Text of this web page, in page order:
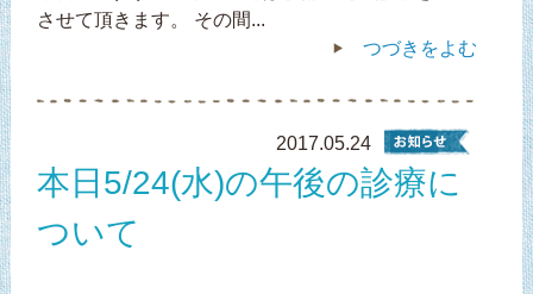
させて頂きます。 その間...
つづきをよむ
2017.05.24
本日5/24(水)の午後の診療に
ついて